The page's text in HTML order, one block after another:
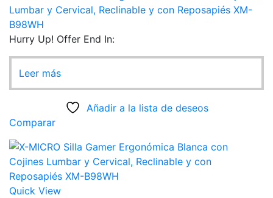
Lumbar y Cervical, Reclinable y con Reposapiés XM-
B98WH
Hurry Up! Offer End In:
Leer más
Añadir a la lista de deseos
Comparar
Quick View